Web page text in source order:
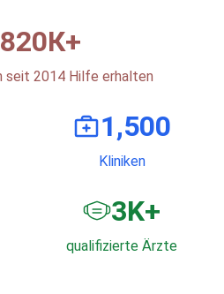
820К+
seit 2014 Hilfe erhalten
1,500
Kliniken
3K+
qualifizierte Ärzte